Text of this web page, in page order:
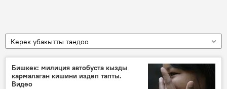
Керек убакытты тандоо
Бишкек: милиция автобуста кызды
кармалаган кишини издеп тапты.
Видео